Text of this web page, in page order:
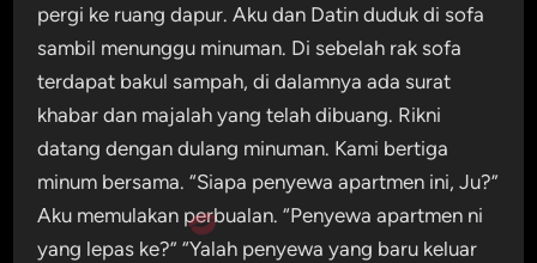
pergi ke ruang dapur. Aku dan Datin duduk di sofa
sambil menunggu minuman. Di sebelah rak sofa
terdapat bakul sampah, di dalamnya ada surat
khabar dan majalah yang telah dibuang. Rikni
datang dengan dulang minuman. Kami bertiga
minum bersama. “Siapa penyewa apartmen ini, Ju?”
Aku memulakan perbualan. “Penyewa apartmen ni
yang lepas ke?” “Yalah penyewa yang baru keluar